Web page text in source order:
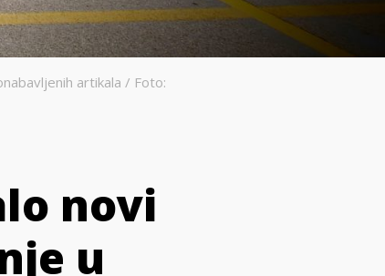
artikala / Foto:
novi
u